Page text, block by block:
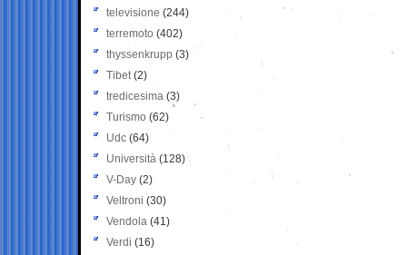
televisione(244)
terremoto (402)
thyssenkrupp (3)
Tibet(2)
tredicesima (3)
Turismo (62)
Udc (64)
Università (128)
V-Day (2)
Veltroni (30)
Vendola (41)
Verdi (16)